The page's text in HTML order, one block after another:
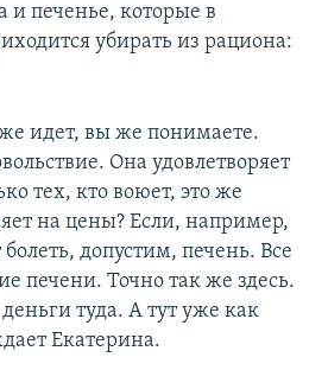
и печенье, которые в
убирать из рациона:
идет, вы же понимаете.
Она удовлетворяет
тех, кто воюет, это же
на цены? Если, например,
допустим, печень. Все
печени. Точно так же здесь.
туда. А тут уже как
Екатерина.